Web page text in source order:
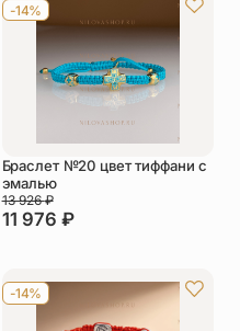
-14%
Браслет №20 цвет тиффани с
эмалью
11 976 ₽
13 926₽
-14%